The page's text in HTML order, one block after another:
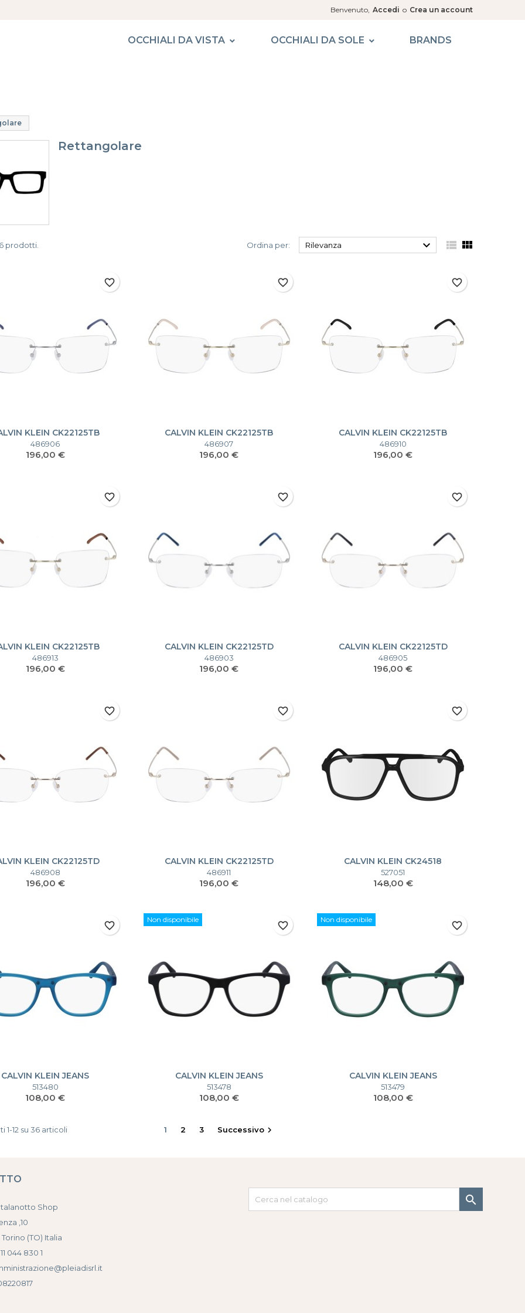
Benvenuto, Accedi o Crea un account
BRANDS
OCCHIALI DA SOLE
OCCHIALI DA VISTA
Rettangolare
prodotti. Ordina per: Rilevanza   
KLEIN CK22125TB
486906
Prezzo
196,00 €
favorite_border
CALVIN KLEIN CK22125TB
486907
Prezzo
196,00 €
favorite_border
CALVIN KLEIN CK22125TB
486910
Prezzo
196,00 €
favorite_border
KLEIN CK22125TB
486913
Prezzo
196,00 €
favorite_border
CALVIN KLEIN CK22125TD
486903
Prezzo
196,00 €
favorite_border
CALVIN KLEIN CK22125TD
486905
Prezzo
196,00 €
favorite_border
KLEIN CK22125TD
486908
Prezzo
196,00 €
favorite_border
CALVIN KLEIN CK22125TD
486911
Prezzo
196,00 €
favorite_border
CALVIN KLEIN CK24518
527051
Prezzo
148,00 €
favorite_border
CALVIN KLEIN JEANS
CKJ23643MAG-SET
513480
Prezzo
108,00 €
favorite_border
Non disponibile
CALVIN KLEIN JEANS
CKJ23643MAG-SET
513478
Prezzo
108,00 €
favorite_border
Non disponibile
CALVIN KLEIN JEANS
CKJ23643MAG-SET
513479
Prezzo
108,00 €
favorite_border
1-12 su 36 articoli 1 2 3 Successivo
Shop
,10
Torino (TO) Italia
044 830 1
